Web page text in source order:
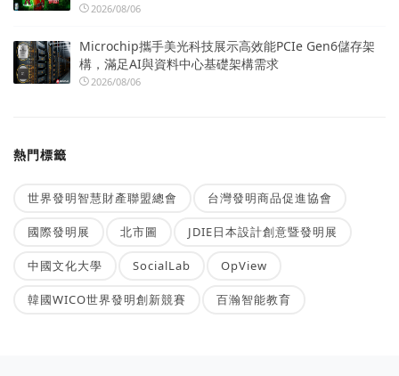
2026/08/06
Microchip攜手美光科技展示高效能PCIe Gen6儲存架
構，滿足AI與資料中心基礎架構需求
2026/08/06
熱門標籤
世界發明智慧財產聯盟總會 台灣發明商品促進協會
國際發明展 北市圖 JDIE日本設計創意暨發明展
中國文化大學 SocialLab OpView
韓國WICO世界發明創新競賽 百瀚智能教育